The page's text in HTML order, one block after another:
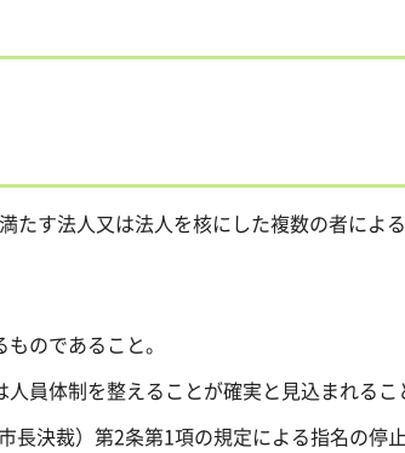
たす法人又は法人を核にした複数の者によ
のであること。
員体制を整えることが確実と見込まれるこ
長決裁）第2条第1項の規定による指名の停